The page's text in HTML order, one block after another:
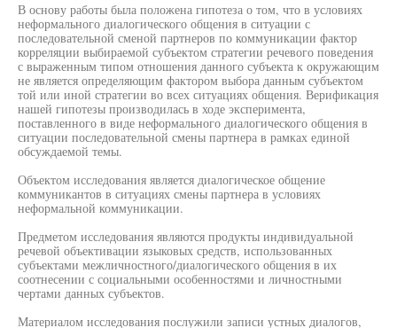
В основу работы была положена гипотеза о том, что в условиях
неформального диалогического общения в ситуации с
последовательной сменой партнеров по коммуникации фактор
корреляции выбираемой субъектом стратегии речевого поведения
с выраженным типом отношения данного субъекта к окружающим
не является определяющим фактором выбора данным субъектом
той или иной стратегии во всех ситуациях общения. Верификация
нашей гипотезы производилась в ходе эксперимента,
поставленного в виде неформального диалогического общения в
ситуации последовательной смены партнера в рамках единой
обсуждаемой темы.
Объектом исследования является диалогическое общение
коммуникантов в ситуациях смены партнера в условиях
неформальной коммуникации.
Предметом исследования являются продукты индивидуальной
речевой объективации языковых средств, использованных
субъектами межличностного/диалогического общения в их
соотнесении с социальными особенностями и личностными
чертами данных субъектов.
Материалом исследования послужили записи устных диалогов,